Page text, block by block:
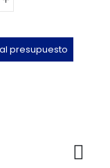
presupuesto